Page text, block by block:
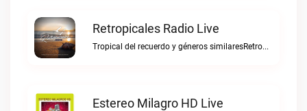
Retropicales Radio Live
Tropical del recuerdo y géneros similaresRetropicales Radio live
Estereo Milagro HD Live